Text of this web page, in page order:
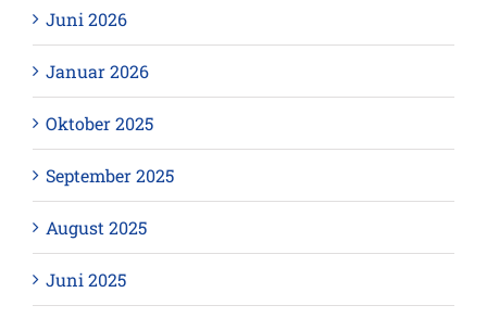
Juni 2026
Januar 2026
Oktober 2025
September 2025
August 2025
Juni 2025